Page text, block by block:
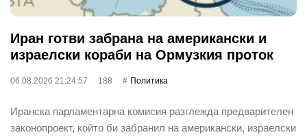
Иран готви забрана на американски и
израелски кораби на Ормузкия проток
06.08.2026 21:24:57 188 Политика
Иранска парламентарна комисия разглежда предварителен
законопроект, който би забранил на американски, израелски